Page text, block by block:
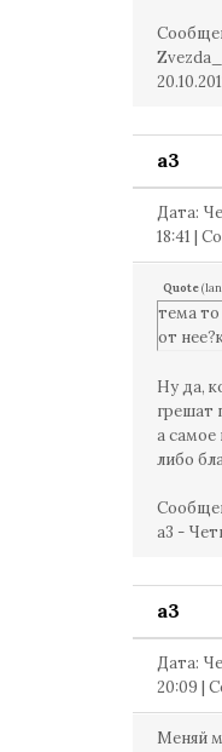
a3
Дата:
18:41 |
Quote(
тема то
от
Ну да,
грешат
а самое
либо
a3 -
a3
Дата:
20:09 |
Меняй